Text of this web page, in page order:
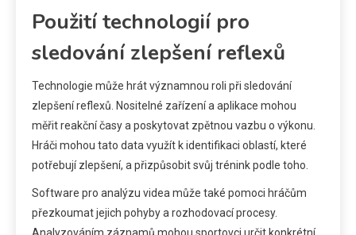
Použití technologií pro
sledování zlepšení reflexů
Technologie může hrát významnou roli při sledování
zlepšení reflexů. Nositelné zařízení a aplikace mohou
měřit reakční časy a poskytovat zpětnou vazbu o výkonu.
Hráči mohou tato data využít k identifikaci oblastí, které
potřebují zlepšení, a přizpůsobit svůj trénink podle toho.
Software pro analýzu videa může také pomoci hráčům
přezkoumat jejich pohyby a rozhodovací procesy.